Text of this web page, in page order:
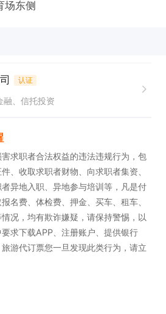
、自主掌控）
自主把控
赚
津贴 + 提成
关系靠能力;
保险;
不用自己辛苦拓客
场东侧
认证
融、信托投资
求职者合法权益的违法违规行为，包
、收取求职者财物、向求职者集资、
异地入职、异地参与培训等，凡是付
名费、体检费、押金、买车、租车、
况，均有欺诈嫌疑，请保持警惕，以
求下载APP、注册账户、提供银行
游代订票您一旦发现此类行为，请立